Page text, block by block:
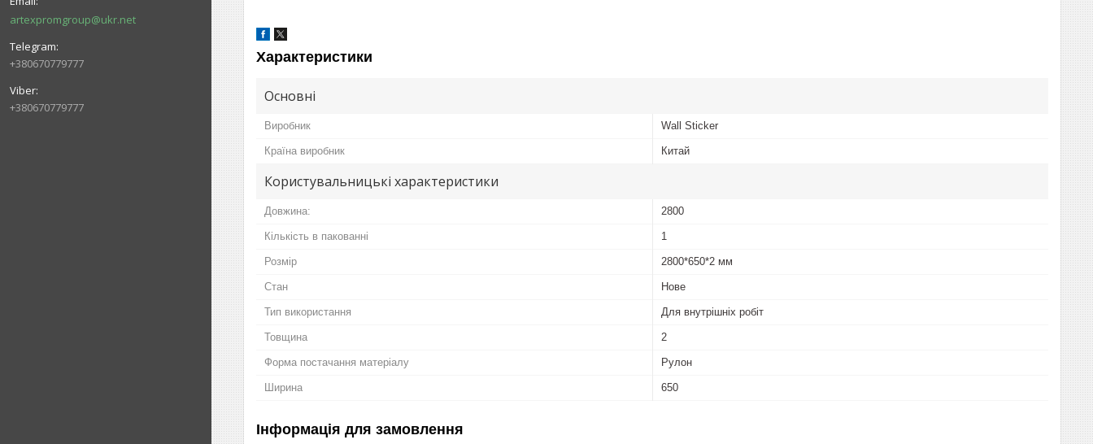
artexpromgroup@ukr.net
+380670779777
+380670779777
Характеристики
Основні
Виробник Wall Sticker
Країна виробник Китай
Користувальницькі характеристики
Довжина: 2800
Кількість в пакованні 1
Розмір 2800*650*2 мм
Стан Нове
Тип використання Для внутрішніх робіт
Товщина 2
Форма постачання матеріалу Рулон
Ширина 650
Інформація для замовлення